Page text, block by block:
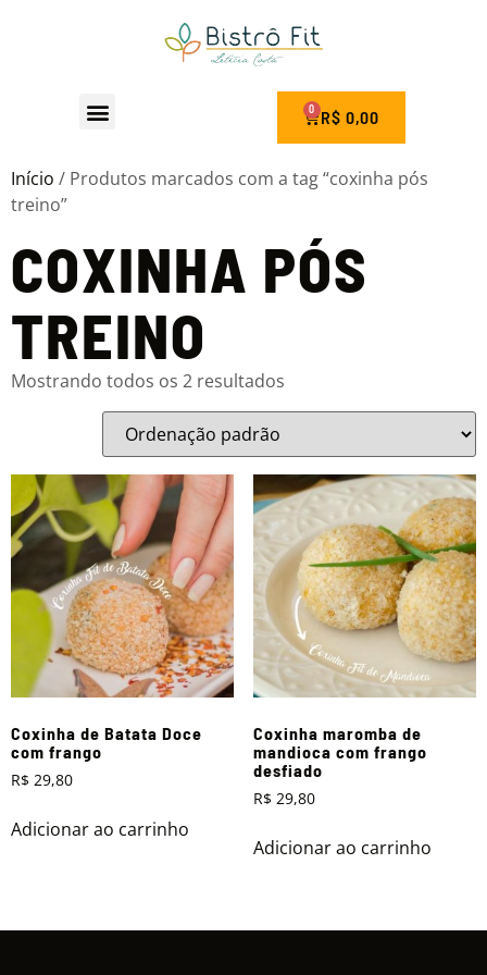
R$ 0,00
0
Início / Produtos marcados com a tag “coxinha pós
treino”
COXINHA PÓS
TREINO
Mostrando todos os 2 resultados
Coxinha de Batata Doce
com frango
R$ 29,80
Adicionar ao carrinho
Coxinha maromba de
mandioca com frango
desfiado
R$29,80
Adicionar ao carrinho